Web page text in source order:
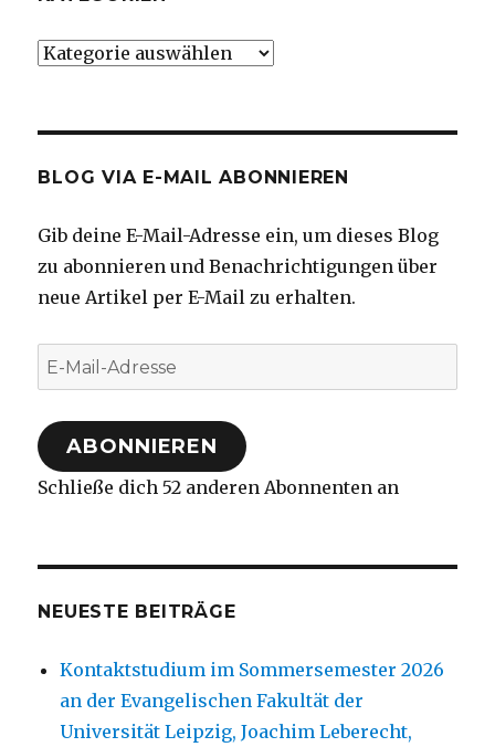
Kategorien
BLOG VIA E-MAIL ABONNIEREN
Gib deine E-Mail-Adresse ein, um dieses Blog
zu abonnieren und Benachrichtigungen über
neue Artikel per E-Mail zu erhalten.
E-
Mail-
Adresse
ABONNIEREN
Schließe dich 52 anderen Abonnenten an
NEUESTE BEITRÄGE
Kontaktstudium im Sommersemester 2026
an der Evangelischen Fakultät der
Universität Leipzig, Joachim Leberecht,